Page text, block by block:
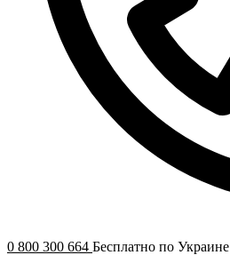
0 800 300 664 Бесплатно по Украине